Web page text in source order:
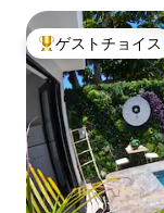
大好評のゲストチ
ゲストチョイス